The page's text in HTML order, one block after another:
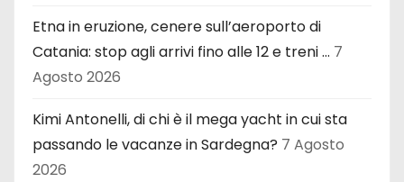
Etna in eruzione, cenere sull’aeroporto di
Catania: stop agli arrivi fino alle 12 e treni … 7
Agosto 2026
Kimi Antonelli, di chi è il mega yacht in cui sta
passando le vacanze in Sardegna? 7 Agosto
2026